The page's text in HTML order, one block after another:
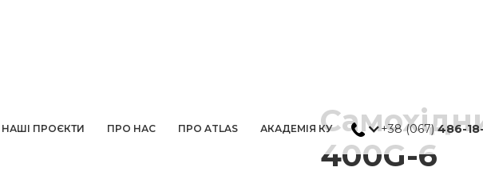
НАШІ ПРОЄКТИ ПРО НАС ПРО ATLAS АКАДЕМІЯ КУ +38 (067)486-
400G-6